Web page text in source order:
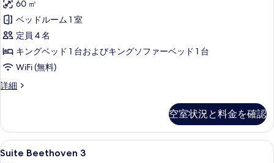
る
1
の
す
べ
て
の
を
表
60 ㎡
ベッドルーム 1 室
定員 4 名
キングベッド 1 台およびキングソファーベッド 1 台
WiFi (無料)
詳細
Suite
詳
細
空室状況と料金を確認
Suite
Suite Beethoven 3 | 高級寝具、ミニ
6
Suite Beethoven 3